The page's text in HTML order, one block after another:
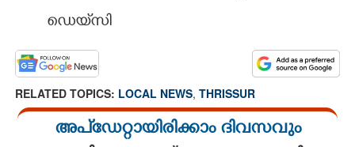
ഡെയ്‌സി
RELATED TOPICS: LOCAL NEWS, THRISSUR
അപ്ഡേറ്റായിരിക്കാം ദിവസവും